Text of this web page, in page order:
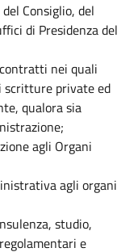
Consiglio, del
di Presidenza del
nei quali
scritture private ed
qualora sia
agli Organi
agli organi
studio,
e